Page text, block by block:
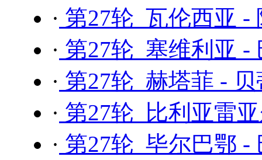
· 第27轮 瓦伦西亚 -
· 第27轮 塞维利亚 -
· 第27轮 赫塔菲 -
· 第27轮 比利亚雷
· 第27轮 毕尔巴鄂 -